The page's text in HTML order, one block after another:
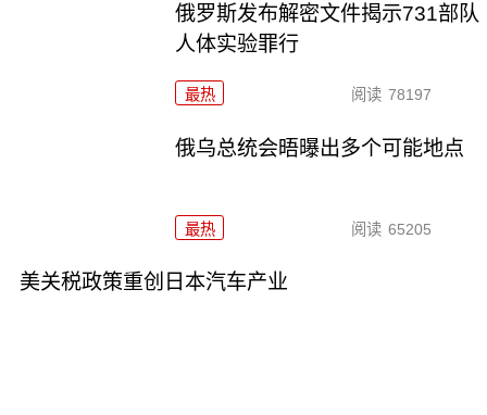
俄罗斯发布解密文件揭示731部队
人体实验罪行
最热 阅读 78197
俄乌总统会晤曝出多个可能地点
最热 阅读 65205
美关税政策重创日本汽车产业